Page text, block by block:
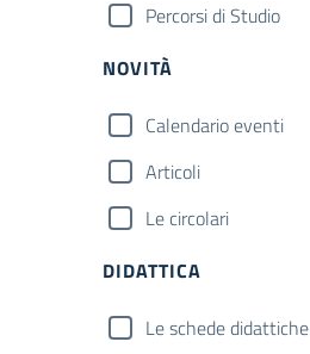
Percorsi di Studio
NOVITÀ
Calendario eventi
Articoli
Le circolari
DIDATTICA
Le schede didattiche